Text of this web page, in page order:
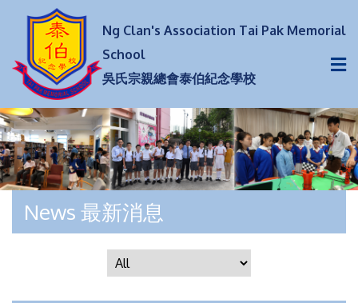
Ng Clan's Association Tai Pak Memorial
School
吳氏宗親總會泰伯紀念學校
News 最新消息